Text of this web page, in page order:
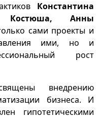
Константина
Костюша, Анны
сами проекты и
ими, но и
рост
внедрению
бизнеса. И
гипотетическими